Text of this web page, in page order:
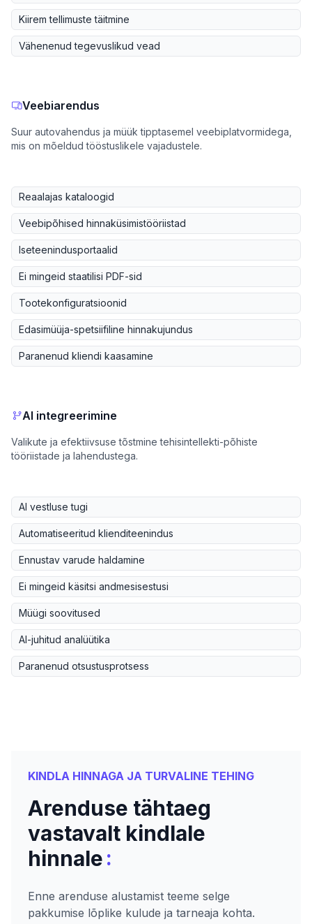
Kiirem tellimuste täitmine
Vähenenud tegevuslikud vead
Veebiarendus
Suur autovahendus ja müük tipptasemel veebiplatvormidega,
mis on mõeldud tööstuslikele vajadustele.
Reaalajas kataloogid
Veebipõhised hinnaküsimistööriistad
Iseteenindusportaalid
Ei mingeid staatilisi PDF-sid
Tootekonfiguratsioonid
Edasimüüja-spetsiifiline hinnakujundus
Paranenud kliendi kaasamine
AI integreerimine
Valikute ja efektiivsuse tõstmine tehisintellekti-põhiste
tööriistade ja lahendustega.
AI vestluse tugi
Automatiseeritud klienditeenindus
Ennustav varude haldamine
Ei mingeid käsitsi andmesisestusi
Müügi soovitused
AI-juhitud analüütika
Paranenud otsustusprotsess
KINDLA HINNAGA JA TURVALINE TEHING
Arenduse tähtaeg
vastavalt kindlale
hinnale:
Enne arenduse alustamist teeme selge
pakkumise lõplike kulude ja tarneaja kohta.